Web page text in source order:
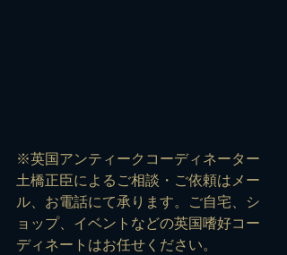
※英国アンティークコーディネーター
土橋正臣によるご相談・ご依頼は メー
ル 、お電話にて承ります。ご自宅、シ
ョップ、イベントなどの英国嗜好コー
ディネートはお任せください。